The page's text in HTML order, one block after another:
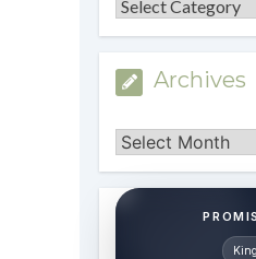
Categories
Archives
Archives